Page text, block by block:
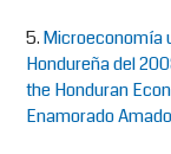
5.Microeconomía
Hondureña del
the Honduran
Enamorado